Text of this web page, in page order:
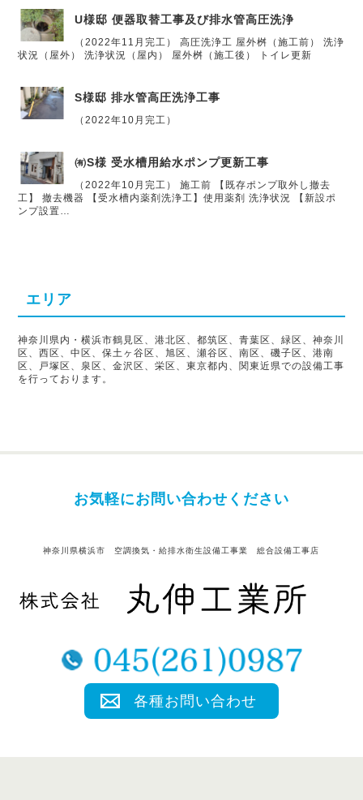
U様邸 便器取替工事及び排水管高圧洗浄
（2022年11月完工） 高圧洗浄工 屋外桝（施工前） 洗浄
状況（屋外） 洗浄状況（屋内） 屋外桝（施工後） トイレ更新
S様邸 排水管高圧洗浄工事
（2022年10月完工）
㈲S様 受水槽用給水ポンプ更新工事
（2022年10月完工） 施工前 【既存ポンプ取外し撤去
工】 撤去機器 【受水槽内薬剤洗浄工】使用薬剤 洗浄状況 【新設ポ
ンプ設置…
エリア
神奈川県内・横浜市鶴見区、港北区、都筑区、青葉区、緑区、神奈川
区、西区、中区、保土ヶ谷区、旭区、瀬谷区、南区、磯子区、港南
区、戸塚区、泉区、金沢区、栄区、東京都内、関東近県での設備工事
を行っております。
お気軽にお問い合わせください
神奈川県横浜市 空調換気・給排水衛生設備工事業 総合設備工事店
各種お問い合わせ